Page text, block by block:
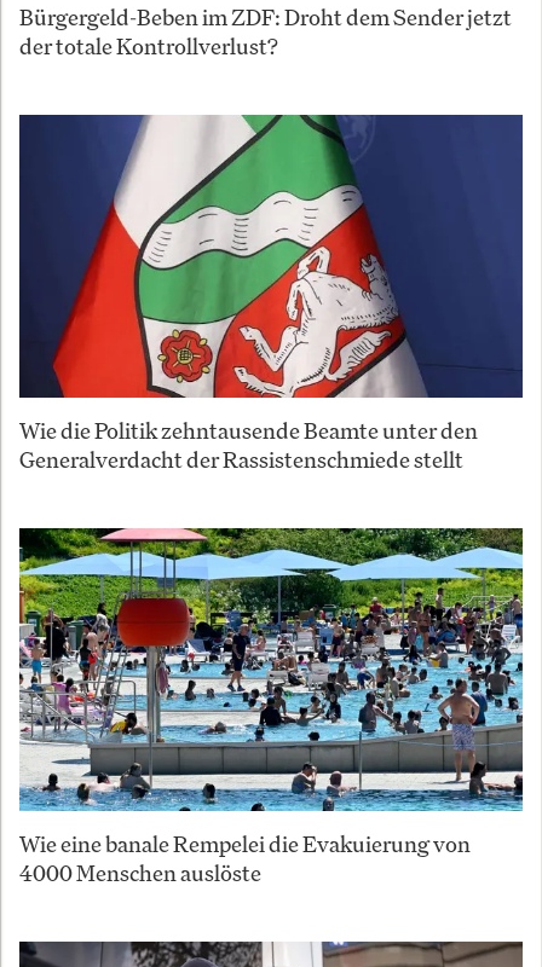
Bürgergeld-Beben im ZDF: Droht dem Sender jetzt
der totale Kontrollverlust?
Wie die Politik zehntausende Beamte unter den
Generalverdacht der Rassistenschmiede stellt
Wie eine banale Rempelei die Evakuierung von
4000 Menschen auslöste